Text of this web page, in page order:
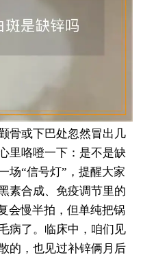
骨或下巴处忽然冒出几
里咯噔一下：是不是缺
场“信号灯”，提醒大家
素合成、免疫调节里的
会慢半拍，但单纯把锅
病了。临床中，咱们见
的，也见过补锌俩月后